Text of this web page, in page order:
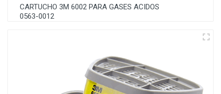
CARTUCHO 3M 6002 PARA GASES ACIDOS
0563-0012